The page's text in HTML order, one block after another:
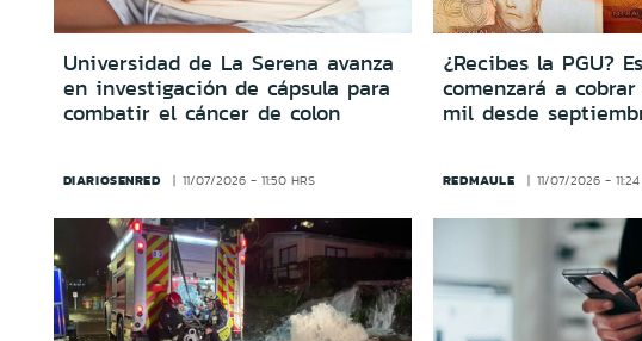
Universidad de La Serena avanza
en investigación de cápsula para
combatir el cáncer de colon
DIARIOSENRED 11/07/2026 - 11:50 HRS
¿Recibes la PGU?
comenzará a
mil desde
REDMAULE 11/07/2026 -